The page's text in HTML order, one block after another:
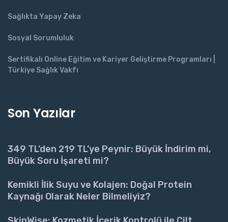
Sağlıkta Yapay Zeka
Sosyal Sorumluluk
Sertifikalı Online Eğitim ve Kariyer Geliştirme Programları |
Türkiye Sağlık Vakfı
Son Yazılar
349 TL’den 219 TL’ye Peynir: Büyük İndirim mi,
Büyük Soru İşareti mi?
Kemikli İlik Suyu ve Kolajen: Doğal Protein
Kaynağı Olarak Neler Bilmeliyiz?